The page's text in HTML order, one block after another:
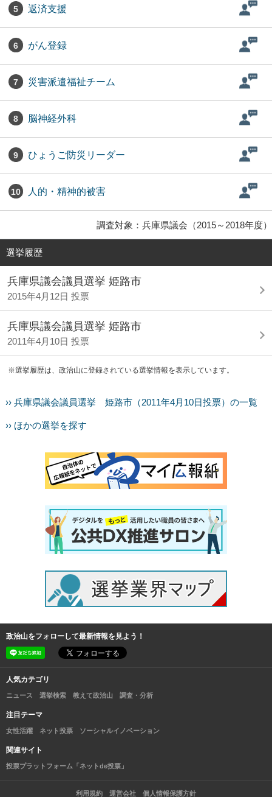
5 返済支援
6 がん登録
7 災害派遣福祉チーム
8 脳神経外科
9 ひょうご防災リーダー
10 人的・精神的被害
調査対象：兵庫県議会（2015～2018年度）
選挙履歴
兵庫県議会議員選挙 姫路市
2015年4月12日 投票
兵庫県議会議員選挙 姫路市
2011年4月10日 投票
※選挙履歴は、政治山に登録されている選挙情報を表示しています。
›› 兵庫県議会議員選挙 姫路市（2011年4月10日投票）の一覧
›› ほかの選挙を探す
政治山をフォローして最新情報を見よう！
人気カテゴリ
ニュース 選挙検索 教えて政治山 調査・分析
注目テーマ
女性活躍 ネット投票 ソーシャルイノベーション
関連サイト
投票プラットフォーム「ネットde投票」
利用規約 運営会社 個人情報保護方針